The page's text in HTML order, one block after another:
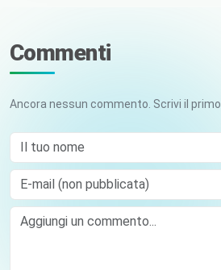
Commenti
Ancora nessun commento. Scrivi il primo.
Il tuo nome
E-mail (non pubblicata)
Comment